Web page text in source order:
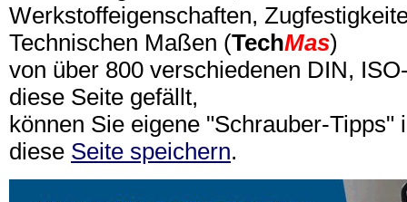
Werkstoffeigenschaften,
Technischen Maßen (TechMas)
von über 800 verschiedenen DIN,
diese Seite gefällt,
können Sie eigene "Schrauber-Tipps"
diese Seite speichern.